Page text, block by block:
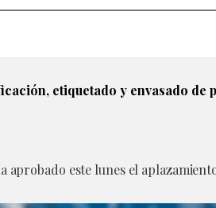
etiquetado y envasado de
aprobado este lunes el